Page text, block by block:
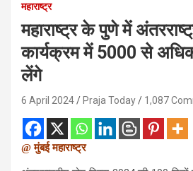
महाराष्ट्र
महाराष्ट्र के पुणे में
कार्यक्रम में 5000 से अधिक
लेंगे
6 April 2024 Praja Today 1,087
@ मुंबई महाराष्ट्र